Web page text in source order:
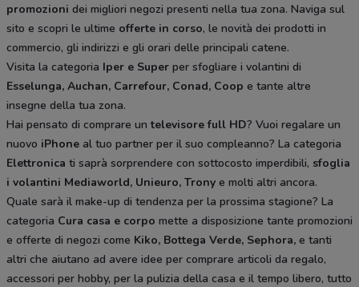
promozioni dei migliori negozi presenti nella tua zona. Naviga sul
sito e scopri le ultime offerte in corso, le novità dei prodotti in
commercio, gli indirizzi e gli orari delle principali catene.
Visita la categoria Iper e Super per sfogliare i volantini di
Esselunga, Auchan, Carrefour, Conad, Coop e tante altre
insegne della tua zona.
Hai pensato di comprare untelevisore full HD? Vuoi regalare un
nuovo iPhone al tuo partner per il suo compleanno? La categoria
Elettronica ti saprà sorprendere con sottocosto imperdibili, sfoglia
i volantini Mediaworld, Unieuro, Trony e molti altri ancora.
Quale sarà il make-up di tendenza per la prossima stagione? La
categoria Cura casa e corpo mette a disposizione tante promozioni
e offerte di negozi come Kiko, Bottega Verde, Sephora, e tanti
altri che aiutano ad avere idee per comprare articoli da regalo,
accessori per hobby, per la pulizia della casa e il tempo libero, tutto